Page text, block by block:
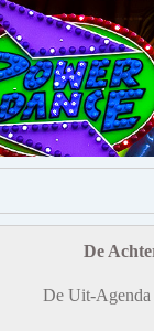
De
De Uit-Agenda